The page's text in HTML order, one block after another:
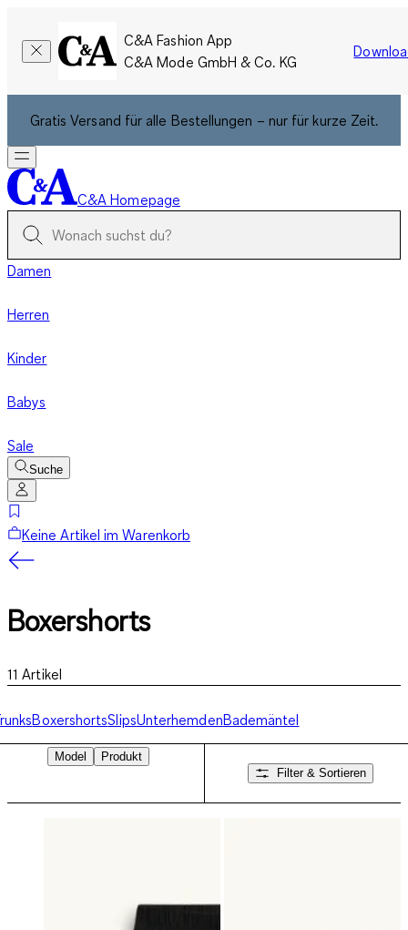
C&A Fashion App
C&A Mode GmbH & Co. KG
Gratis Versand für alle Bestellungen – nur für kurze Zeit.
C&A Homepage
Damen
Herren
Kinder
Babys
Sale
Suche
Keine Artikel im Warenkorb
Boxershorts
11 Artikel
BoxershortsSlipsUnterhemdenBademäntel
Model
Produkt
Filter & Sortieren